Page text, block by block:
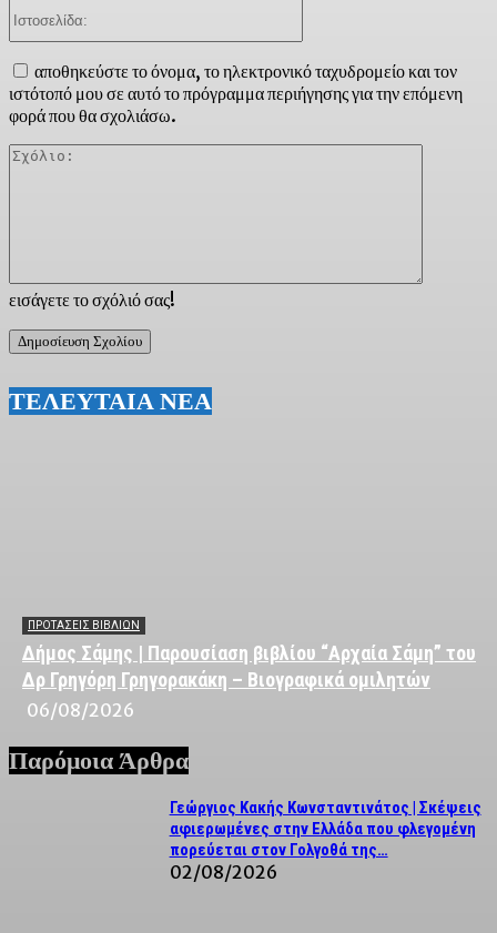
εισάγετε το σχόλιό σας!
αποθηκεύστε το όνομα, το ηλεκτρονικό ταχυδρομείο και τον
ιστότοπό μου σε αυτό το πρόγραμμα περιήγησης για την επόμενη
φορά που θα σχολιάσω.
ΤΕΛΕΥΤΑΙΑ ΝΕΑ
ΠΡΟΤΑΣΕΙΣ ΒΙΒΛΙΩΝ
Δήμος Σάμης | Παρουσίαση βιβλίου “Αρχαία Σάμη” του
Δρ Γρηγόρη Γρηγορακάκη – Βιογραφικά ομιλητών
06/08/2026
Παρόμοια Άρθρα
Γεώργιος Κακής Κωνσταντινάτος | Σκέψεις
αφιερωμένες στην Ελλάδα που φλεγομένη
πορεύεται στον Γολγοθά της…
02/08/2026